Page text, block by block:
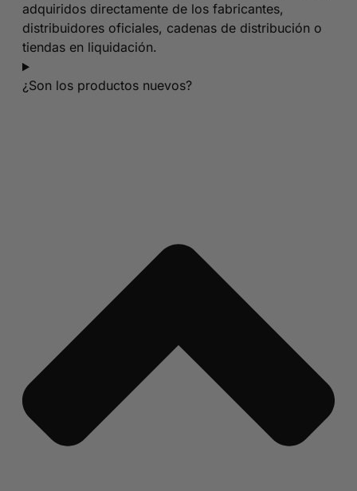
adquiridos directamente de los fabricantes,
distribuidores oficiales, cadenas de distribución o
tiendas en liquidación.
¿Son los productos nuevos?